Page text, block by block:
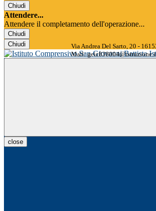
Chiudi
Attendere...
Attendere il completamento dell'operazione...
Chiudi
Chiudi
Via Andrea Del Sarto, 20 -
Mail:
close